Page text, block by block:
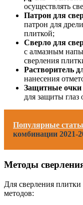
осуществлять
Патрон для
патрон для
плиткой;
Сверло для
с алмазным
сверления
Растворитель
нанесения
Защитные очки
для защиты глаз
Популярные
комбинации 2021-
Методы
Для сверления
методов: